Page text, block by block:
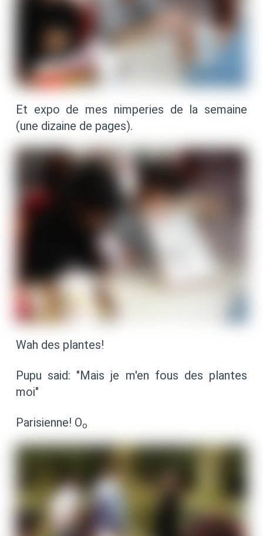
Et expo de mes nimperies de la semaine
(une dizaine de pages).
Wah des plantes!
Pupu said: "Mais je m'en fous des plantes
moi"
Parisienne! Oo